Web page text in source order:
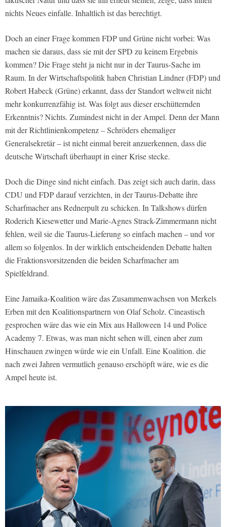
nichts Neues einfalle. Inhaltlich ist das berechtigt.
Doch an einer Frage kommen FDP und Grüne nicht vorbei: Was
machen sie daraus, dass sie mit der SPD zu keinem Ergebnis
kommen? Die Frage steht ja nicht nur in der Taurus-Sache im
Raum. In der Wirtschaftspolitik haben Christian Lindner (FDP) und
Robert Habeck (Grüne) erkannt, dass der Standort weltweit nicht
mehr konkurrenzfähig ist. Was folgt aus dieser erschütternden
Erkenntnis? Nichts. Zumindest nicht in der Ampel. Denn der Mann
mit der Richtlinienkompetenz – Schröders ehemaliger
Generalsekretär – ist nicht einmal bereit anzuerkennen, dass die
deutsche Wirtschaft überhaupt in einer Krise stecke.
Doch die Dinge sind nicht einfach. Das zeigt sich auch darin, dass
CDU und FDP darauf verzichten, in der Taurus-Debatte ihre
Scharfmacher ans Rednerpult zu schicken. In Talkshows dürfen
Roderich Kiesewetter und Marie-Agnes Strack-Zimmermann nicht
fehlen, weil sie die Taurus-Lieferung so einfach machen – und vor
allem so folgenlos. In der wirklich entscheidenden Debatte halten
die Fraktionsvorsitzenden die beiden Scharfmacher am
Spielfeldrand.
Eine Jamaika-Koalition wäre das Zusammenwachsen von Merkels
Erben mit den Koalitionspartnern von Olaf Scholz. Cineastisch
gesprochen wäre das wie ein Mix aus Halloween 14 und Police
Academy 7. Etwas, was man nicht sehen will, einen aber zum
Hinschauen zwingen würde wie ein Unfall. Eine Koalition. die
nach zwei Jahren vermutlich genauso erschöpft wäre, wie es die
Ampel heute ist.